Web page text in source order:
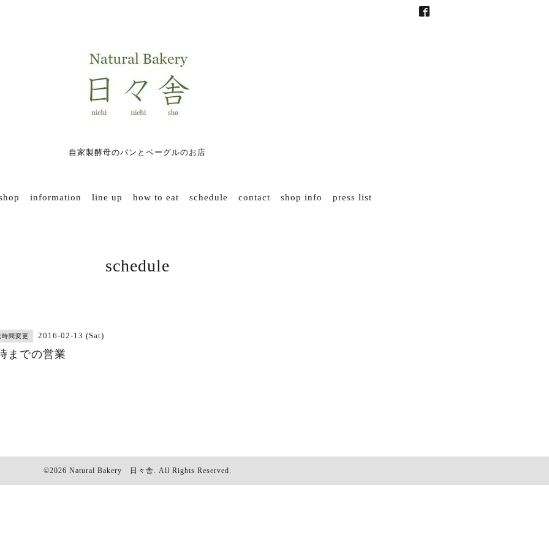
自家製酵母のパンとベーグルのお店
information line up how to eat schedule contact shop info press list
schedule
時間変更 2016-02-13 (Sat)
までの営業
©2026 Natural Bakery 日々舎 . All Rights Reserved.